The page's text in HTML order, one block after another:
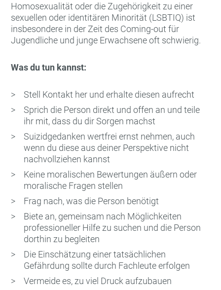
Homosexualität oder die Zugehörigkeit zu einer
sexuellen oder identitären Minorität (LSBTIQ) ist
insbesondere in der Zeit des Coming-out für
Jugendliche und junge Erwachsene oft schwierig.
Was du tun kannst:
Stell Kontakt her und erhalte diesen aufrecht
Sprich die Person direkt und offen an und teile
ihr mit, dass du dir Sorgen machst
Suizidgedanken wertfrei ernst nehmen, auch
wenn du diese aus deiner Perspektive nicht
nachvollziehen kannst
Keine moralischen Bewertungen äußern oder
moralische Fragen stellen
Frag nach, was die Person benötigt
Biete an, gemeinsam nach Möglichkeiten
professioneller Hilfe zu suchen und die Person
dorthin zu begleiten
Die Einschätzung einer tatsächlichen
Gefährdung sollte durch Fachleute erfolgen
Vermeide es, zu viel Druck aufzubauen